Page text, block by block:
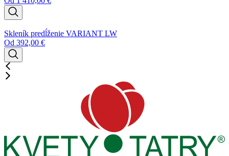
Skleník predĺženie VARIANT LW
Od 392,00 €